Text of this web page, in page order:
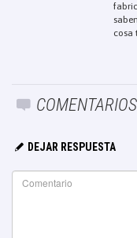
cosa
COMENTARIOS
DEJAR RESPUESTA